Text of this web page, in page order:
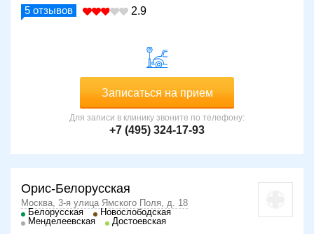
5 отзывов 2.9
Записаться на прием
Для записи в клинику звоните по телефону:
+7 (495) 324-17-93
Орис-Белорусская
Москва, 3-я улица Ямского Поля, д. 18
Белорусская
Новослободская
Менделеевская
Достоевская